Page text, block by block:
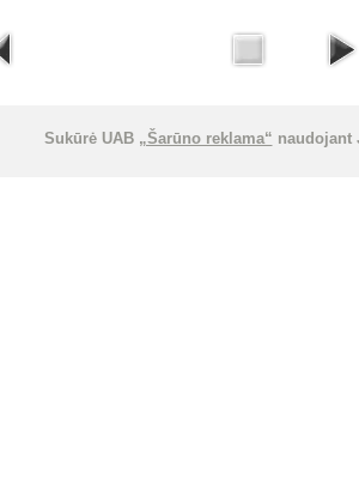
Sukūrė UAB „Šarūno reklama“ naudojant